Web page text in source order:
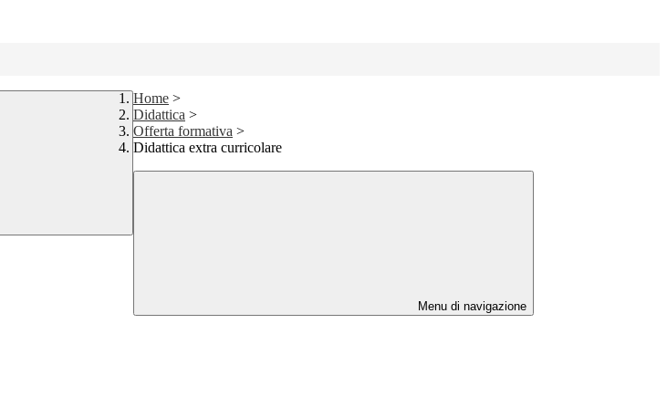
Home >
Didattica >
Offerta formativa >
Didattica extra curricolare
Menu di navigazione